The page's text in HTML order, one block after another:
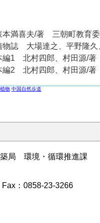
本満喜夫/著 三朝町教育
物誌 大場達之、平野隆
編1 北村四郎、村田源/
編2 北村四郎、村田源/
植物 中国自然歩道
局 環境・循環推進課
：0858-23-3266